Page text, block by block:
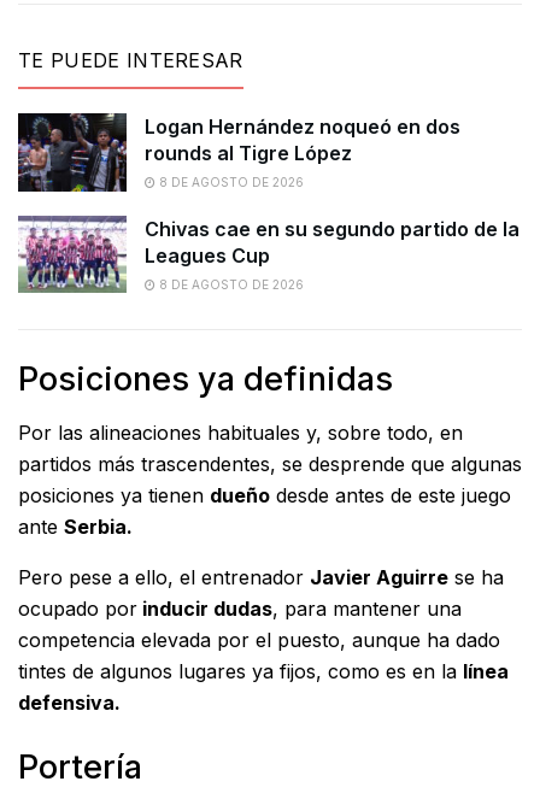
TE PUEDE INTERESAR
Logan Hernández noqueó en dos
rounds al Tigre López
8 DE AGOSTO DE 2026
Chivas cae en su segundo partido de la
Leagues Cup
8 DE AGOSTO DE 2026
Posiciones ya definidas
Por las alineaciones habituales y, sobre todo, en
partidos más trascendentes, se desprende que algunas
posiciones ya tienen dueño desde antes de este juego
ante Serbia.
Pero pese a ello, el entrenador Javier Aguirre se ha
ocupado por inducir dudas, para mantener una
competencia elevada por el puesto, aunque ha dado
tintes de algunos lugares ya fijos, como es en la línea
defensiva.
Portería